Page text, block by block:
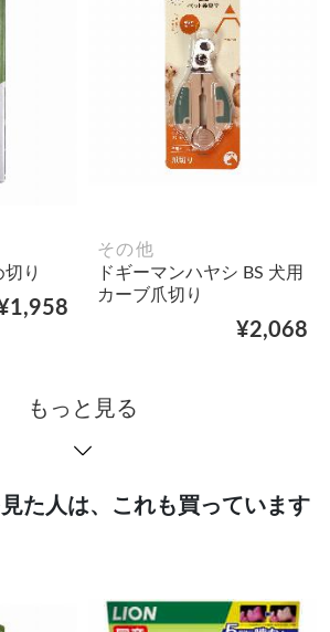
り
その他
ドギーマンハヤシ BS 犬用
カーブ爪切り
¥2,068
もっと見る
た人は、これも買っています